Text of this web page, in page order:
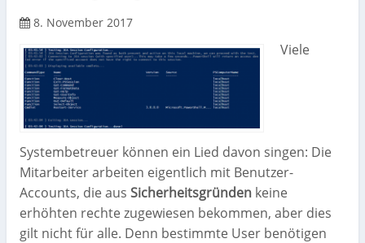
8. November 2017
Viele
Systembetreuer können ein Lied davon singen: Die
Mitarbeiter arbeiten eigentlich mit Benutzer-
Accounts, die aus Sicherheitsgründen keine
erhöhten rechte zugewiesen bekommen, aber dies
gilt nicht für alle. Denn bestimmte User benötigen